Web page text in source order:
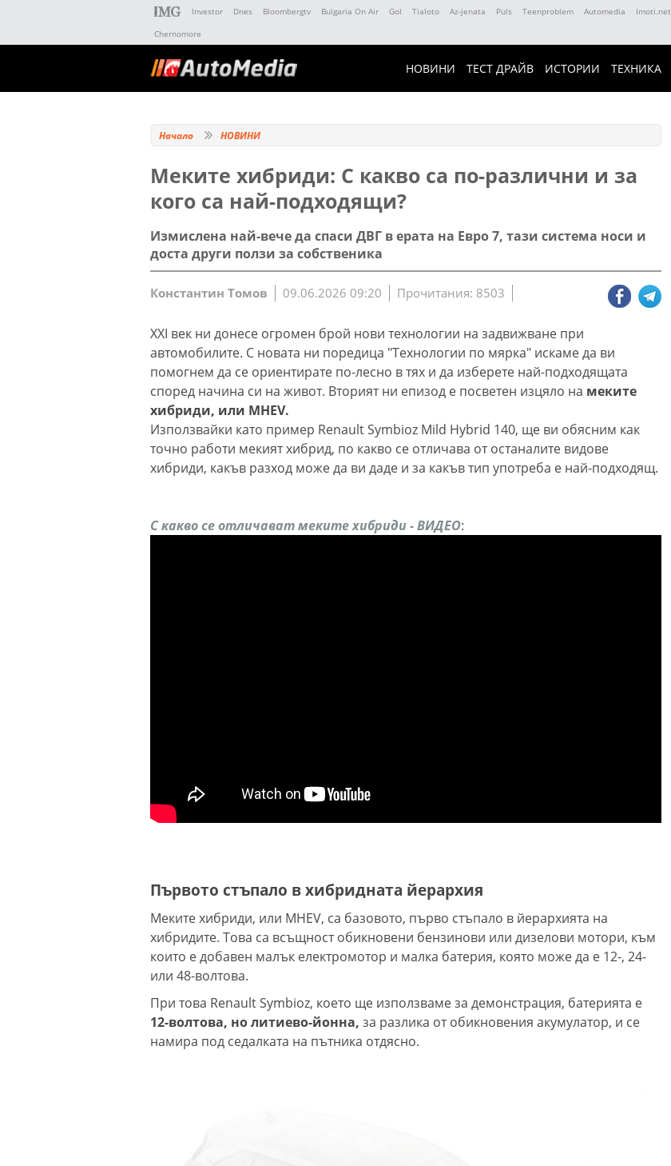
Investor Dnes Bloombergtv Bulgaria On Air Gol Tialoto Az-jenata Puls Teenproblem Automedia Imoti.net
Chernomore
НОВИНИ ТЕСТ ДРАЙВ ИСТОРИИ ТЕХНИКА
Начало НОВИНИ
Меките хибриди: С какво са по-различни и за
кого са най-подходящи?
Измислена най-вече да спаси ДВГ в ерата на Евро 7, тази система носи и
доста други ползи за собственика
Константин Томов 09.06.2026 09:20 Прочитания: 8503
XXI век ни донесе огромен брой нови технологии на задвижване при
автомобилите. С новата ни поредица "Технологии по мярка" искаме да ви
помогнем да се ориентирате по-лесно в тях и да изберете най-подходящата
според начина си на живот. Вторият ни епизод е посветен изцяло на меките
хибриди, или MHEV.
Използвайки като пример Renault Symbioz Mild Hybrid 140, ще ви обясним как
точно работи мекият хибрид, по какво се отличава от останалите видове
хибриди, какъв разход може да ви даде и за какъв тип употреба е най-подходящ.
С какво се отличават меките хибриди - ВИДЕО:
Първото стъпало в хибридната йерархия
Меките хибриди, или MHEV, са базовото, първо стъпало в йерархията на
хибридите. Това са всъщност обикновени бензинови или дизелови мотори, към
които е добавен малък електромотор и малка батерия, която може да е 12-, 24-
или 48-волтова.
При това Renault Symbioz, което ще използваме за демонстрация, батерията е
12-волтова, но литиево-йонна, за разлика от обикновения акумулатор, и се
намира под седалката на пътника отдясно.
Съдът отмени
предварителното
изпълнение на 12-те
заповеди за премахване
на сгради в Баба Алино
5 дни преди
обявяването на нов
президент в Унгария
няма нито един
официален кандидат
апартамент, 54 m2
Варна, Завод Дружба,
155000 EUR
продава, Четиристаен
апартамент, 105 m2
Варна, Кайсиева